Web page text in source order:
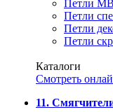
Петли
Петли
Петли
Петли
Каталоги
Смотреть
11.